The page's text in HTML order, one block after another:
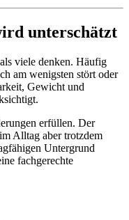
unterschätzt
viele denken. Häufig
am wenigsten stört oder
Gewicht und
erfüllen. Der
Alltag aber trotzdem
Untergrund
fachgerechte